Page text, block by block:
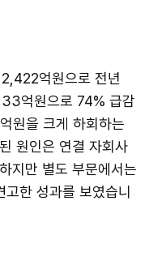
억원으로 전년
억원으로 74% 급감
원을 크게 하회하는
원인은 연결 자회사
지만 별도 부문에서는
한 성과를 보였습니